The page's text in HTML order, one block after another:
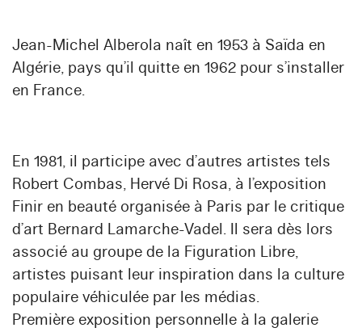
Jean-Michel Alberola naît en 1953 à Saïda en
Algérie, pays qu’il quitte en 1962 pour s’installer
en France.
En 1981, il participe avec d’autres artistes tels
Robert Combas, Hervé Di Rosa, à l’exposition
Finir en beauté organisée à Paris par le critique
d’art Bernard Lamarche-Vadel. Il sera dès lors
associé au groupe de la Figuration Libre,
artistes puisant leur inspiration dans la culture
populaire véhiculée par les médias.
Première exposition personnelle à la galerie